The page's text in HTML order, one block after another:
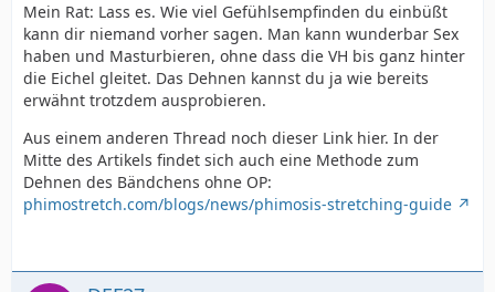
Mein Rat: Lass es. Wie viel Gefühlsempfinden du einbüßt
kann dir niemand vorher sagen. Man kann wunderbar Sex
haben und Masturbieren, ohne dass die VH bis ganz hinter
die Eichel gleitet. Das Dehnen kannst du ja wie bereits
erwähnt trotzdem ausprobieren.
Aus einem anderen Thread noch dieser Link hier. In der
Mitte des Artikels findet sich auch eine Methode zum
Dehnen des Bändchens ohne OP:
phimostretch.com/blogs/news/phimosis-stretching-guide